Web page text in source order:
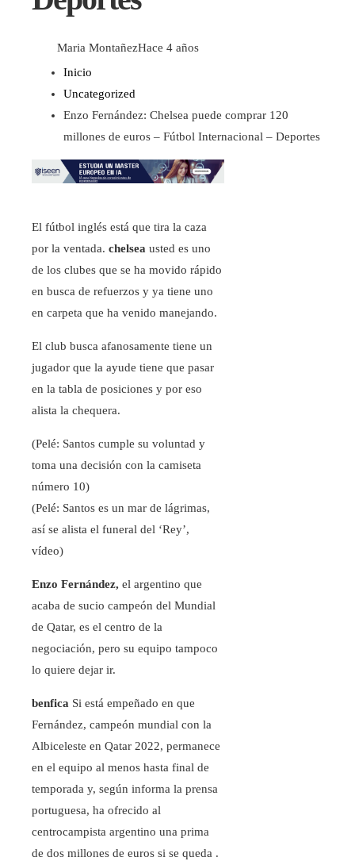
Maria MontañezHace 4 años
Inicio
Uncategorized
Enzo Fernández: Chelsea puede comprar 120
millones de euros – Fútbol Internacional – Deportes
El fútbol inglés está que tira la caza
por la ventada. chelsea usted es uno
de los clubes que se ha movido rápido
en busca de refuerzos y ya tiene uno
en carpeta que ha venido manejando.
El club busca afanosamente tiene un
jugador que la ayude tiene que pasar
en la tabla de posiciones y por eso
alista la chequera.
(Pelé: Santos cumple su voluntad y
toma una decisión con la camiseta
número 10)
(Pelé: Santos es un mar de lágrimas,
así se alista el funeral del ‘Rey’,
vídeo)
Enzo Fernández, el argentino que
acaba de sucio campeón del Mundial
de Qatar, es el centro de la
negociación, pero su equipo tampoco
lo quiere dejar ir.
benfica Si está empeñado en que
Fernández, campeón mundial con la
Albiceleste en Qatar 2022, permanece
en el equipo al menos hasta final de
temporada y, según informa la prensa
portuguesa, ha ofrecido al
centrocampista argentino una prima
de dos millones de euros si se queda .